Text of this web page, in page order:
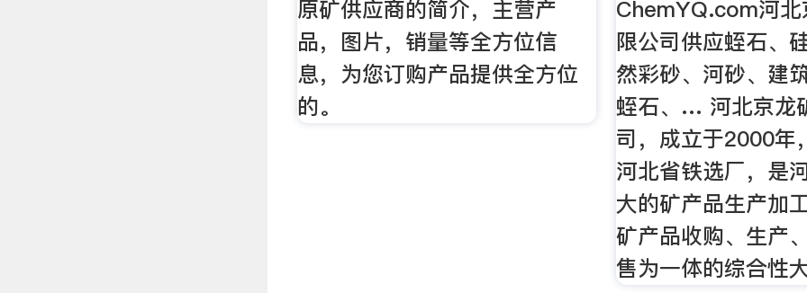
原矿供应商的简介，主营产
品，图片，销量等全方位信
息，为您订购产品提供全方位
的。
ChemYQ.com河
限公司供应蛭石、
然彩砂、河砂、建
蛭石、… 河北京龙
司，成立于2000年
河北省铁选厂，是
大的矿产品生产加
矿产品收购、生产
售为一体的综合性